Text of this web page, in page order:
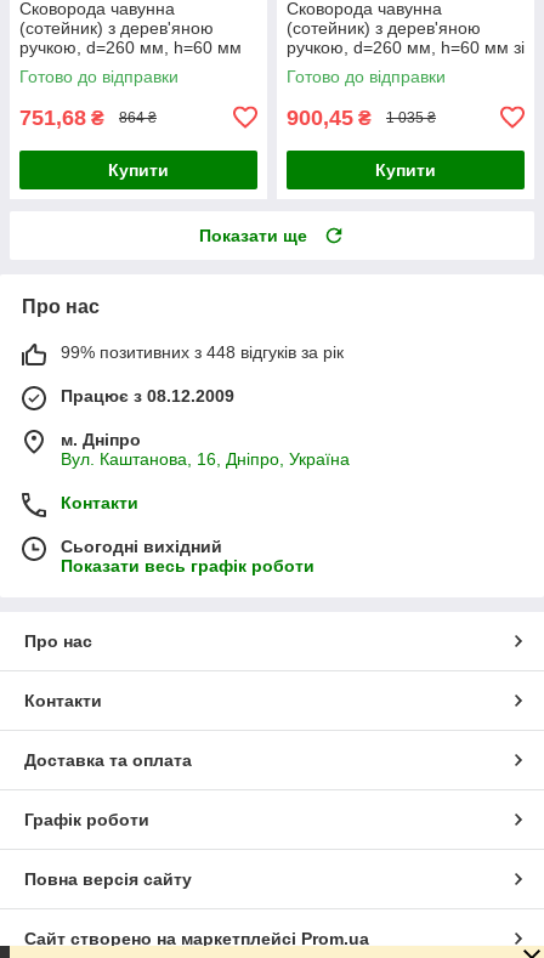
Сковорода чавунна
(сотейник) з дерев'яною
ручкою, d=260 мм, h=60 мм
Готово до відправки
751,68 ₴ 864 ₴
Купити
Сковорода чавунна
(сотейник) з дерев'яною
ручкою, d=260 мм, h=60 мм зі
скляною кришкою
Готово до відправки
900,45 ₴ 1 035 ₴
Купити
Показати ще
Про нас
99% позитивних з 448 відгуків за рік
Працює з 08.12.2009
м. Дніпро
Вул. Каштанова, 16, Дніпро, Україна
Контакти
Сьогодні вихідний
Показати весь графік роботи
Про нас
Контакти
Доставка та оплата
Графік роботи
Повна версія сайту
Сайт створено на маркетплейсі Prom.ua